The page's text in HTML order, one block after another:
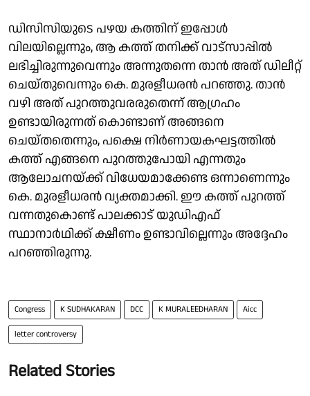
ഡിസിസിയുടെ പഴയ കത്തിന് ഇപ്പോള്‍
വിലയില്ലെന്നും, ആ കത്ത് തനിക്ക് വാട്‌സാപ്പില്‍
ലഭിച്ചിരുന്നുവെന്നും അന്നുതന്നെ താന്‍ അത് ഡിലീറ്റ്
ചെയ്തുവെന്നും കെ. മുരളീധരന്‍ പറഞ്ഞു. താന്‍
വഴി അത് പുറത്തുവരരുതെന്ന് ആഗ്രഹം
ഉണ്ടായിരുന്നത് കൊണ്ടാണ് അങ്ങനെ
ചെയ്തതെന്നും, പക്ഷെ നിര്‍ണായകഘട്ടത്തില്‍
കത്ത് എങ്ങനെ പുറത്തുപോയി എന്നതും
ആലോചനയ്ക്ക് വിധേയമാക്കേണ്ട ഒന്നാണെന്നും
കെ. മുരളീധരന്‍ വ്യക്തമാക്കി. ഈ കത്ത് പുറത്ത്
വന്നതുകൊണ്ട് പാലക്കാട് യുഡിഎഫ്
സ്ഥാനാര്‍ഥിക്ക് ക്ഷീണം ഉണ്ടാവില്ലെന്നും അദ്ദേഹം
പറഞ്ഞിരുന്നു.
Congress K SUDHAKARAN DCC K MURALEEDHARAN Aicc
letter controversy
Related Stories